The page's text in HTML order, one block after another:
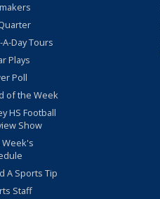
A-Day Tours
Plays
Poll
of the Week
HS Football
Show
Week's
A Sports Tip
Staff